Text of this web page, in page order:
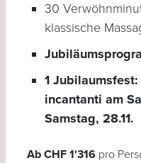
30
klassische
1
incantanti am
Samstag, 28.11.
Ab CHF 1'316pro